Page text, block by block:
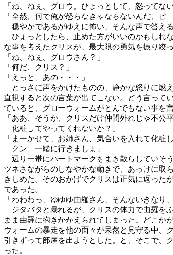
「ね、ねぇ、グロウ。ひょっとして、怒ってない
「全然。何で俺が怒らなきゃならないんだ、ピー
穏やかであるがゆえに怖い、そんな声で答える
ひょっとしたら、止めた方がいいのかもしれ
な事を考えたクリスが、最大限の勇気を振り絞
「ね、ねぇ、グロウさん？」
「何だ、クリス？」
「えっと、あの・・・」
とっさに声をかけたものの、静かな怒りに燃
直視すると次の言葉が出てこない。どう言って
ていると、グローウォームがとんでもない事を言
「ああ、そうか、クリスだけ仲間外れじゃ不公
化粧してやってくれないか？」
「まーかせて、お姉さん、気合いを入れて化粧
クン、一緒に行きましょ」
辺り一帯にハートマークをまき散らしていそ
ツネさながらのしなやかな動きで、あっけに取
きしめた。そのおかげでクリスは正気に返った
であった。
「わわわっ、ゆゆゆ由羅さん、そんないきなり
ジタバタと暴れるが、クリスの体力で由羅を
まま由羅に抱きかかえられてしまった。どこか
ウォームの暴走を他の面々が呆然と見守る中、
引きずって部屋を出ようとした。と、そこで、
った。